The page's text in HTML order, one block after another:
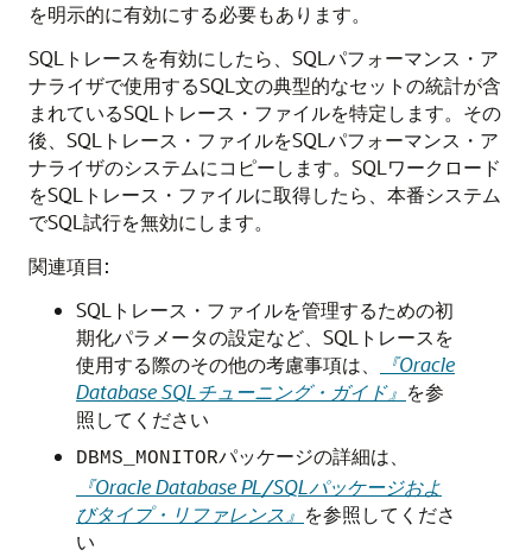
を明示的に有効にする必要もあります。
SQLトレースを有効にしたら、SQLパフォーマンス・ア
ナライザで使用するSQL文の典型的なセットの統計が含
まれているSQLトレース・ファイルを特定します。その
後、 SQLトレース・ファイルをSQLパフォーマンス・ア
ナライザのシステムにコピーします。SQLワークロード
をSQLトレース・ファイルに取得したら、本番システム
でSQL試行を無効にします。
関連項目:
SQLトレース・ファイルを管理するための初
期化パラメータの設定など、SQLトレースを
使用する際のその他の考慮事項は、
『Oracle
Database SQLチューニング・ガイド』 を参
照してください
DBMS_MONITORパッケージの詳細は、
『Oracle Database PL/SQLパッケージおよ
びタイプ・リファレンス』 を参照してくださ
い